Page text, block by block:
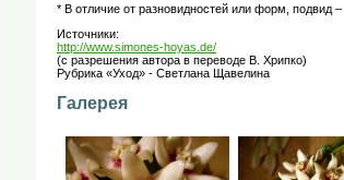
* В отличие от разновидностей или форм, подвид
Источники:
http://www.simones-hoyas.de/
(с разрешения автора в переводе В. Хрипко)
Рубрика «Уход» - Светлана Щавелина
Галерея